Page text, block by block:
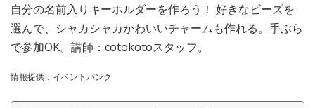
自分の名前入りキーホルダーを作ろう！ 好きなビーズを
選んで、シャカシャカかわいいチャームも作れる。手ぶら
で参加OK。講師：cotokotoスタッフ。
情報提供：イベントバンク